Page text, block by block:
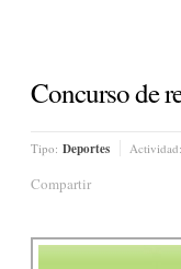
Concurso de
Tipo: Deportes Actividad:
Compartir